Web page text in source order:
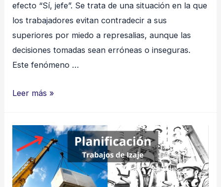
efecto “Sí, jefe”. Se trata de una situación en la que
los trabajadores evitan contradecir a sus
superiores por miedo a represalias, aunque las
decisiones tomadas sean erróneas o inseguras.
Este fenómeno …
Un
en
el
trabajo:
el
Leer más »